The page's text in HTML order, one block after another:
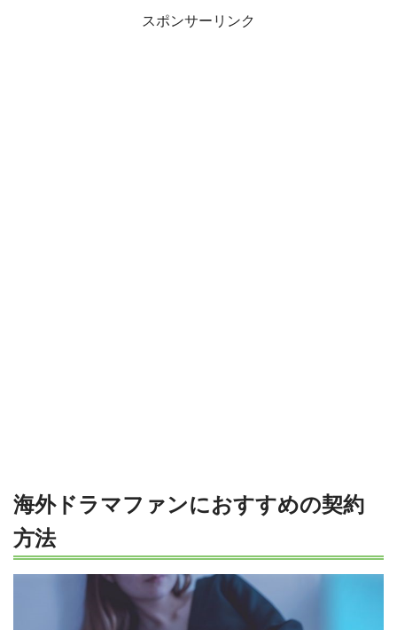
スポンサーリンク
海外ドラマファンにおすすめの契約
方法